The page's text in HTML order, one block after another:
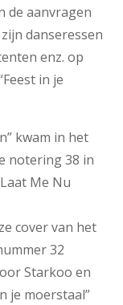
de aanvragen
danseressen
enz. op
in je
kwam in het
notering 38 in
Me Nu
cover van het
32
Starkoo en
je moerstaal”